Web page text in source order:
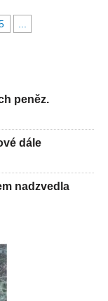
peněz.
dále
nadzvedla